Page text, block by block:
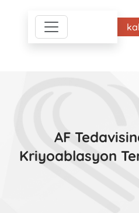
AF
Kriyoablasyon